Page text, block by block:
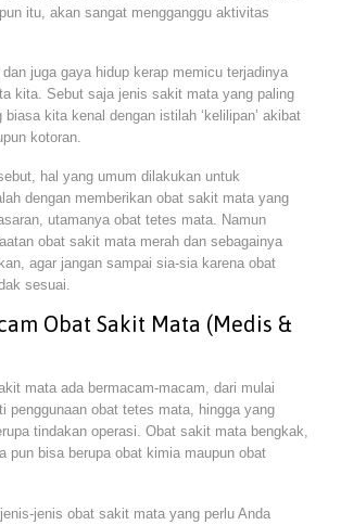
itu, akan sangat mengganggu aktivitas
juga gaya hidup kerap memicu terjadinya
kita. Sebut saja jenis sakit mata yang paling
kita kenal dengan istilah ‘kelilipan’ akibat
kotoran.
hal yang umum dilakukan untuk
dengan memberikan obat sakit mata yang
utamanya obat tetes mata. Namun
obat sakit mata merah dan sebagainya
agar jangan sampai sia-sia karena obat
sesuai.
Obat Sakit Mata (Medis &
mata ada bermacam-macam, dari mulai
penggunaan obat tetes mata, hingga yang
tindakan operasi. Obat sakit mata bengkak,
pun bisa berupa obat kimia maupun obat
jenis obat sakit mata yang perlu Anda